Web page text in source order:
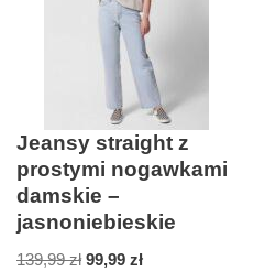
Jeansy straight z
prostymi nogawkami
damskie –
jasnoniebieskie
139,99zł 99,99 zł